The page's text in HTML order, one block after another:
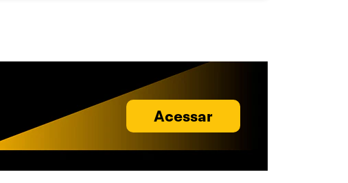
Acessar